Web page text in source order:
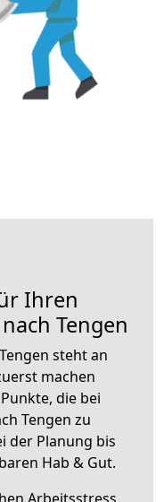
Ihren
Tengen
steht an
machen
die bei
Tengen zu
der Planung bis
Hab & Gut.